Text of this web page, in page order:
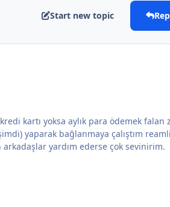
Start new topic
kartı yoksa aylık para ödemek falan
yaparak bağlanmaya çalıştım
yardım ederse çok sevinirim.